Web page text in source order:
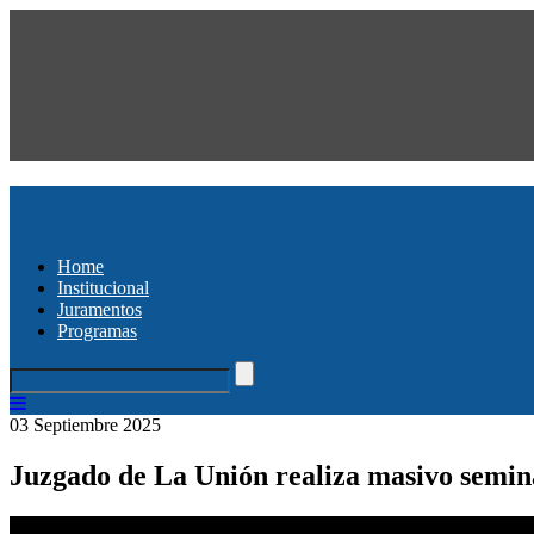
Home
Institucional
Juramentos
Programas
03 Septiembre 2025
Juzgado de La Unión realiza masivo